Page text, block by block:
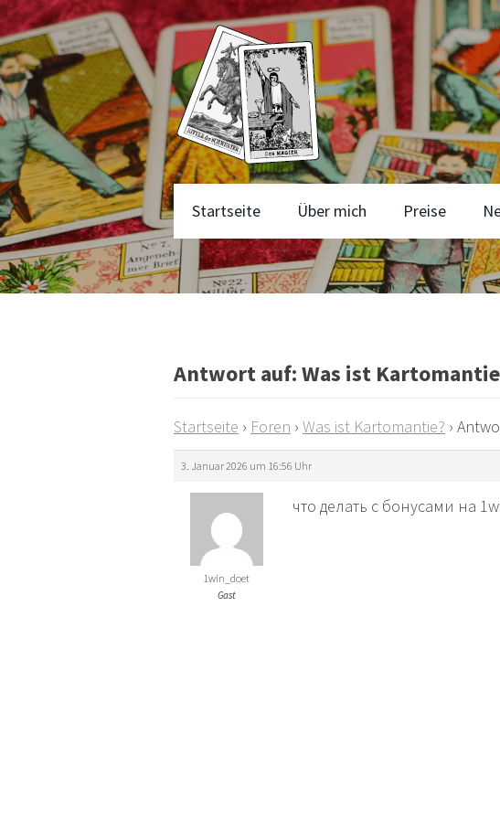
Startseite Über mich Preise
Antwort auf: Was ist
Startseite › Foren › Was ist Kartomantie? ›
3. Januar 2026 um 16:56 Uhr
1win_doet
Gast
что делать с бонусами на